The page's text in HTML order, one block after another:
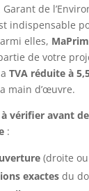
Garant de
indispensable
elles,
de votre
TVA réduite à
main d’œuvre.
vérifier avant
:
(droite ou
exactesdu